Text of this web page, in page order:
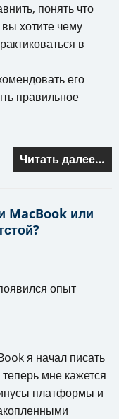
понять что
хотите чему
в
его
правильное
Читать далее…
MacBook или
опыт
я начал писать
мне кажется
платформы и